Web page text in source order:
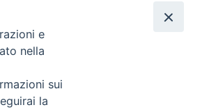
e
nella
sui
la